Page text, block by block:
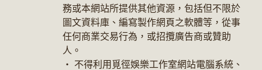
務或本網站所提供其他資源，包括但不限於
圖文資料庫、編寫製作網頁之軟體等，從事
任何商業交易行為，或招攬廣告商或贊助
人。
‧ 不得利用覓徑娛樂工作室網站電腦系統、